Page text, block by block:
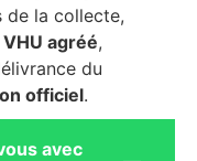
de la collecte,
agréé,
du
officiel.
avec